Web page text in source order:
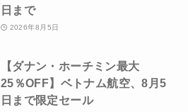
日まで
2026年8月5日
【ダナン・ホーチミン最大
25％OFF】ベトナム航空、8月5
日まで限定セール